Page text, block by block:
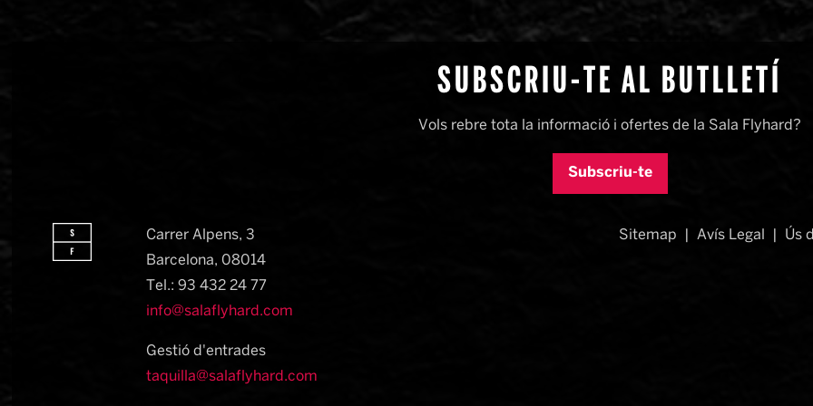
SUBSCRIU-TE AL BUTLLETÍ
Vols rebre tota la informació i ofertes de la Sala Flyhard?
Subscriu-te
Carrer Alpens, 3
Barcelona, 08014​
Tel.: 93 432 24 77
info@salaflyhard.com
Gestió d'entrades
taquilla@salaflyhard.com
Sitemap Avís Legal Ús